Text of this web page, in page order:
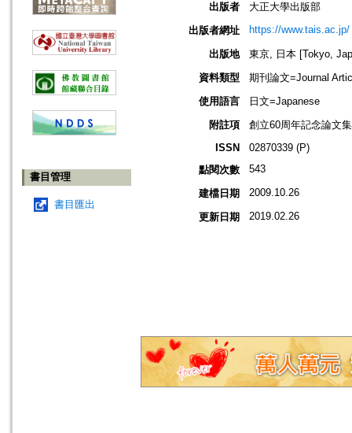
書目管理
書目匯出
出版者
大正大學出版部
出版者網址
https://www.tais.ac.jp/
出版地
東京, 日本 [Tokyo,
資料類型
期刊論文=Journal
使用語言
日文=Japanese
附註項
創立60周年記念論文集
ISSN
02870339 (P)
點閱次數
543
建檔日期 2009.10.26
更新日期 2019.02.26